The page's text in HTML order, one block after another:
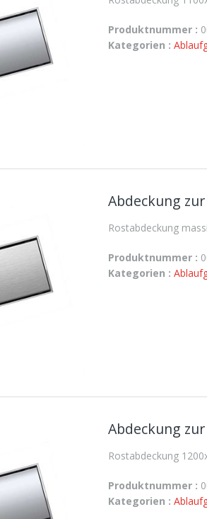
Produktnummer :
Kategorien :
Abdeckung zur
Rostabdeckung
Produktnummer :
Kategorien :
Abdeckung zur
Rostabdeckung
Produktnummer :
Kategorien :